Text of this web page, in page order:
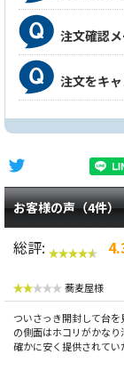
注文確認
注文をキ
お客様の声（4件）
総評:
蕎麦屋様
ついさっき開封して台
の側面はホコリがかなり
確かに安く提供されて